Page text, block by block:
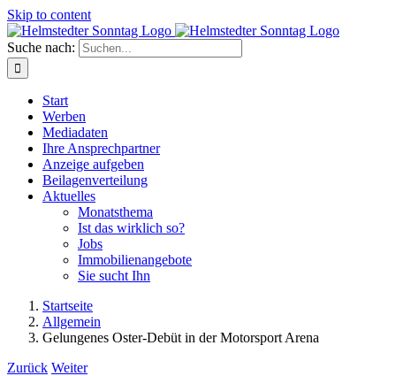
Skip to content
Suche nach:
Start
Werben
Mediadaten
Ihre Ansprechpartner
Anzeige aufgeben
Beilagenverteilung
Aktuelles
Monatsthema
Ist das wirklich so?
Jobs
Immobilienangebote
Sie sucht Ihn
Startseite
Allgemein
Gelungenes Oster-Debüt in der Motorsport Arena
Zurück Weiter